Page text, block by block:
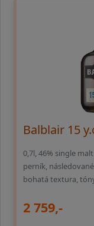
Balblair 15
0,7l, 46% single
perník,
bohatá textura,
2 759,-